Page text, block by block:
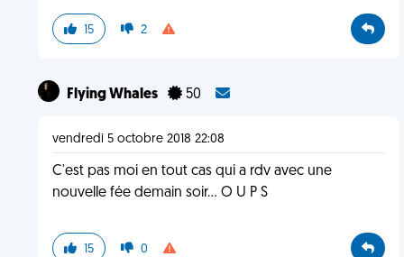
15 2
Flying Whales 50
vendredi 5 octobre 2018 22:08
C'est pas moi en tout cas qui a rdv avec une
nouvelle fée demain soir... O U P S
15 0